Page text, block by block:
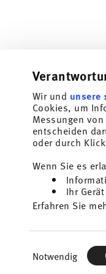
Wir und unsere
Cookies, um
Messungen
entscheiden
oder durch
Wenn Sie es
Ihr
Erfahren Sie
die Zugriffe auf
unsere Partner
Notwendig
Sie können den
Abonniere
Halte Dich
dem
Insert your email to